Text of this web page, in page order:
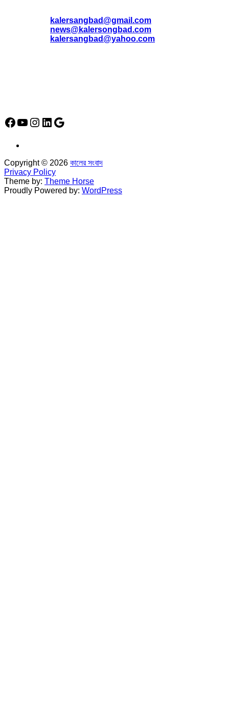
kalersangbad@gmail.com
news@kalersongbad.com
kalersangbad@yahoo.com
Facebook
YouTube
Instagram
LinkedIn
Google
Copyright © 2026 কালের সংবাদ
Privacy Policy
Theme by: Theme Horse
Proudly Powered by: WordPress